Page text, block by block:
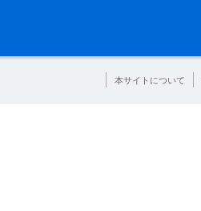
本サイトについて